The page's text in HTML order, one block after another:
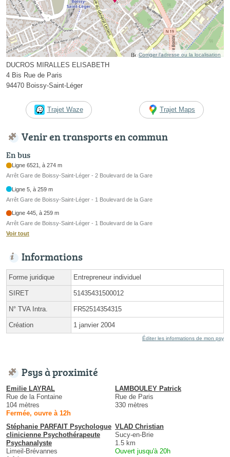
Corriger l’adresse ou la localisation
DUCROS MIRALLES ELISABETH
4 Bis Rue de Paris
94470 Boissy-Saint-Léger
Trajet Waze Trajet Maps
Venir en transports en commun
En bus
Ligne 6521, à 274 m
Arrêt Gare de Boissy-Saint-Léger - 2 Boulevard de la Gare
Ligne 5, à 259 m
Arrêt Gare de Boissy-Saint-Léger - 1 Boulevard de la Gare
Ligne 445, à 259 m
Arrêt Gare de Boissy-Saint-Léger - 1 Boulevard de la Gare
Voir tout
Informations
Forme juridique Entrepreneur individuel
SIRET 51435431500012
N° TVA Intra. FR52514354315
Création 1 janvier 2004
Éditer les informations de mon psy
Psys à proximité
Emilie LAYRAL
Rue de la Fontaine
104 mètres
Fermée, ouvre à 12h
LAMBOULEY Patrick
Rue de Paris
330 mètres
Stéphanie PARFAIT Psychologue
clinicienne Psychothérapeute
Psychanalyste
Limeil-Brévannes
VLAD Christian
Sucy-en-Brie
1.5 km
Ouvert jusqu'à 20h